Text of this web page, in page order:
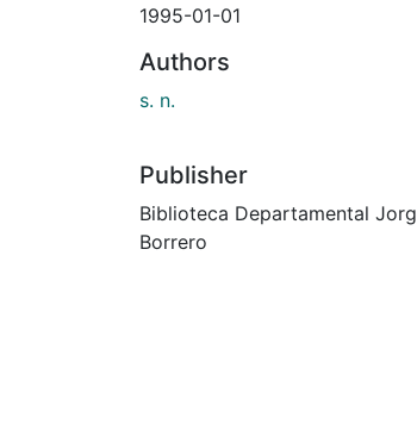
1995-01-01
Authors
s. n.
Publisher
Biblioteca Departamental
Borrero